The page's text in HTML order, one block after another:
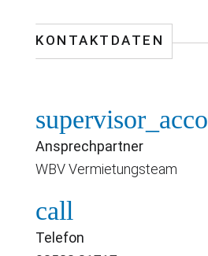
KONTAKTDATEN
Ansprechpartner
WBV Vermietungsteam
call
Telefon